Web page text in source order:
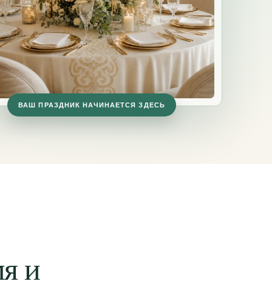
ВАШ ПРАЗДНИК НАЧИНАЕТСЯ ЗДЕСЬ
и